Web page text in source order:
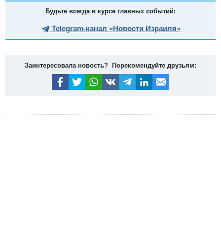
Будьте всегда в курсе главных событий:
Telegram-канал «Новости Израиля»
Заинтересовала новость? Порекомендуйте друзьям: